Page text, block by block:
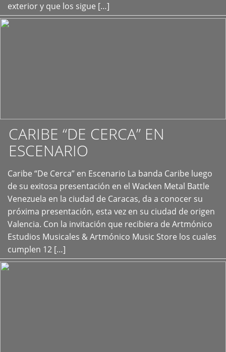
exterior y que los sigue […]
CARIBE “DE CERCA” EN
ESCENARIO
Caribe “De Cerca” en Escenario La banda Caribe luego
de su exitosa presentación en el Wacken Metal Battle
Venezuela en la ciudad de Caracas, da a conocer su
próxima presentación, esta vez en su ciudad de origen
Valencia. Con la invitación que recibiera de Artmónico
Estudios Musicales & Artmónico Music Store los cuales
cumplen 12 […]
+